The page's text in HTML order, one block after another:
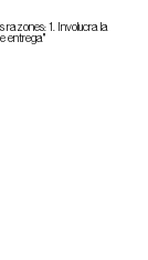
razones: 1. Involucra la
entrega"